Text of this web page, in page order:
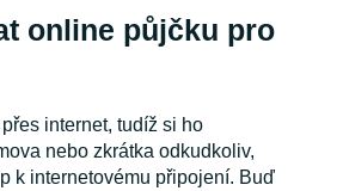
online půjčku pro
internet, tudíž si ho
nebo zkrátka odkudkoliv,
k internetovému připojení. Buď